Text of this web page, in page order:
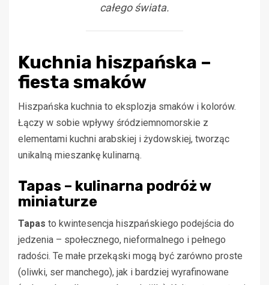
całego świata.
Kuchnia hiszpańska –
fiesta smaków
Hiszpańska kuchnia to eksplozja smaków i kolorów.
Łączy w sobie wpływy śródziemnomorskie z
elementami kuchni arabskiej i żydowskiej, tworząc
unikalną mieszankę kulinarną.
Tapas – kulinarna podróż w
miniaturze
Tapas to kwintesencja hiszpańskiego podejścia do
jedzenia – społecznego, nieformalnego i pełnego
radości. Te małe przekąski mogą być zarówno proste
(oliwki, ser manchego), jak i bardziej wyrafinowane